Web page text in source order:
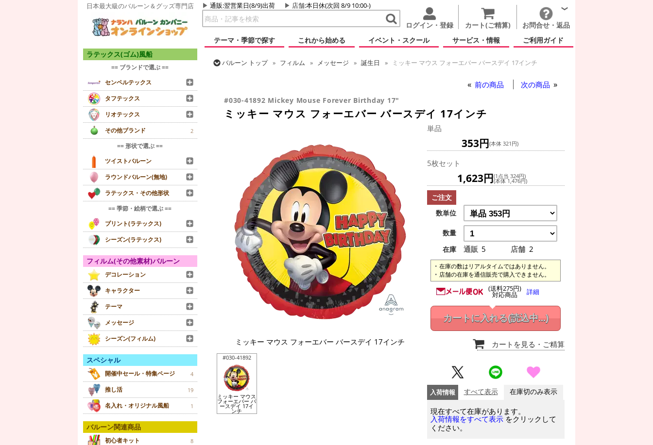
日本最大級のバルーン＆グッズ専門店 通販:翌営業日(8/9)出荷 店舗:本日休(次回 8/9 10:00-)
ログイン・登録 カート(ご精算)
お問合せ・返品
テーマ・季節で探す
これから始める イベント・スクール サービス・情報 ご利用ガイド
ラテックス(ゴム)風船
== ブランドで選ぶ ==
センペルテックス
タフテックス
リオテックス
その他ブランド
2
== 形状で選ぶ ==
ツイストバルーン
ラウンドバルーン(無地)
ラテックス・その他形状
== 季節・絵柄で選ぶ ==
プリント(ラテックス)
シーズン(ラテックス)
フィルム(その他素材)バルーン
デコレーション
キャラクター
テーマ
メッセージ
シーズン(フィルム)
スペシャル
開催中セール・特集ページ 4
推し活 19
名入れ・オリジナル風船 1
バルーン関連商品
初心者キット 8
バルーン トップ フィルム メッセージ 誕生日
ミッキー マウス フォーエバー バースデイ 17インチ
前の商品 次の商品
#030-41892 Mickey Mouse Forever Birthday 17"
ミッキー マウス フォーエバー バースデイ 17インチ
ミッキー マウス フォーエバー バースデイ 17インチ
#030-41892
ミッキー マウス
フォーエバー バ
ースデイ 17イ
ンチ
単品
353円(本体 321円)
5枚セット
1,623円(1点当 324円)
(本体 1,476円)
ご注文
数単位
数量
在庫
通販 5 店舗 2
在庫の数はリアルタイムではありません。
店舗の在庫を通信販売で購入できません。
(送料275円)
対応商品 詳細
カートに入れる(読込中...)
カートを見る ・ご精算
入荷情報 すべて表示 在庫切のみ表示
現在すべて在庫があります。
入荷情報をすべて表示 をクリックして
ください。